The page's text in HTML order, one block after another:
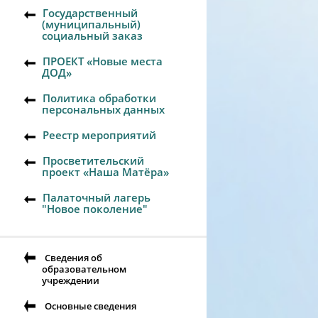
Государственный
(муниципальный)
социальный заказ
ПРОЕКТ «Новые места
ДОД»
Политика обработки
персональных данных
Реестр мероприятий
Просветительский
проект «Наша Матёра»
Палаточный лагерь
"Новое поколение"
Сведения об
образовательном
учреждении
Основные сведения